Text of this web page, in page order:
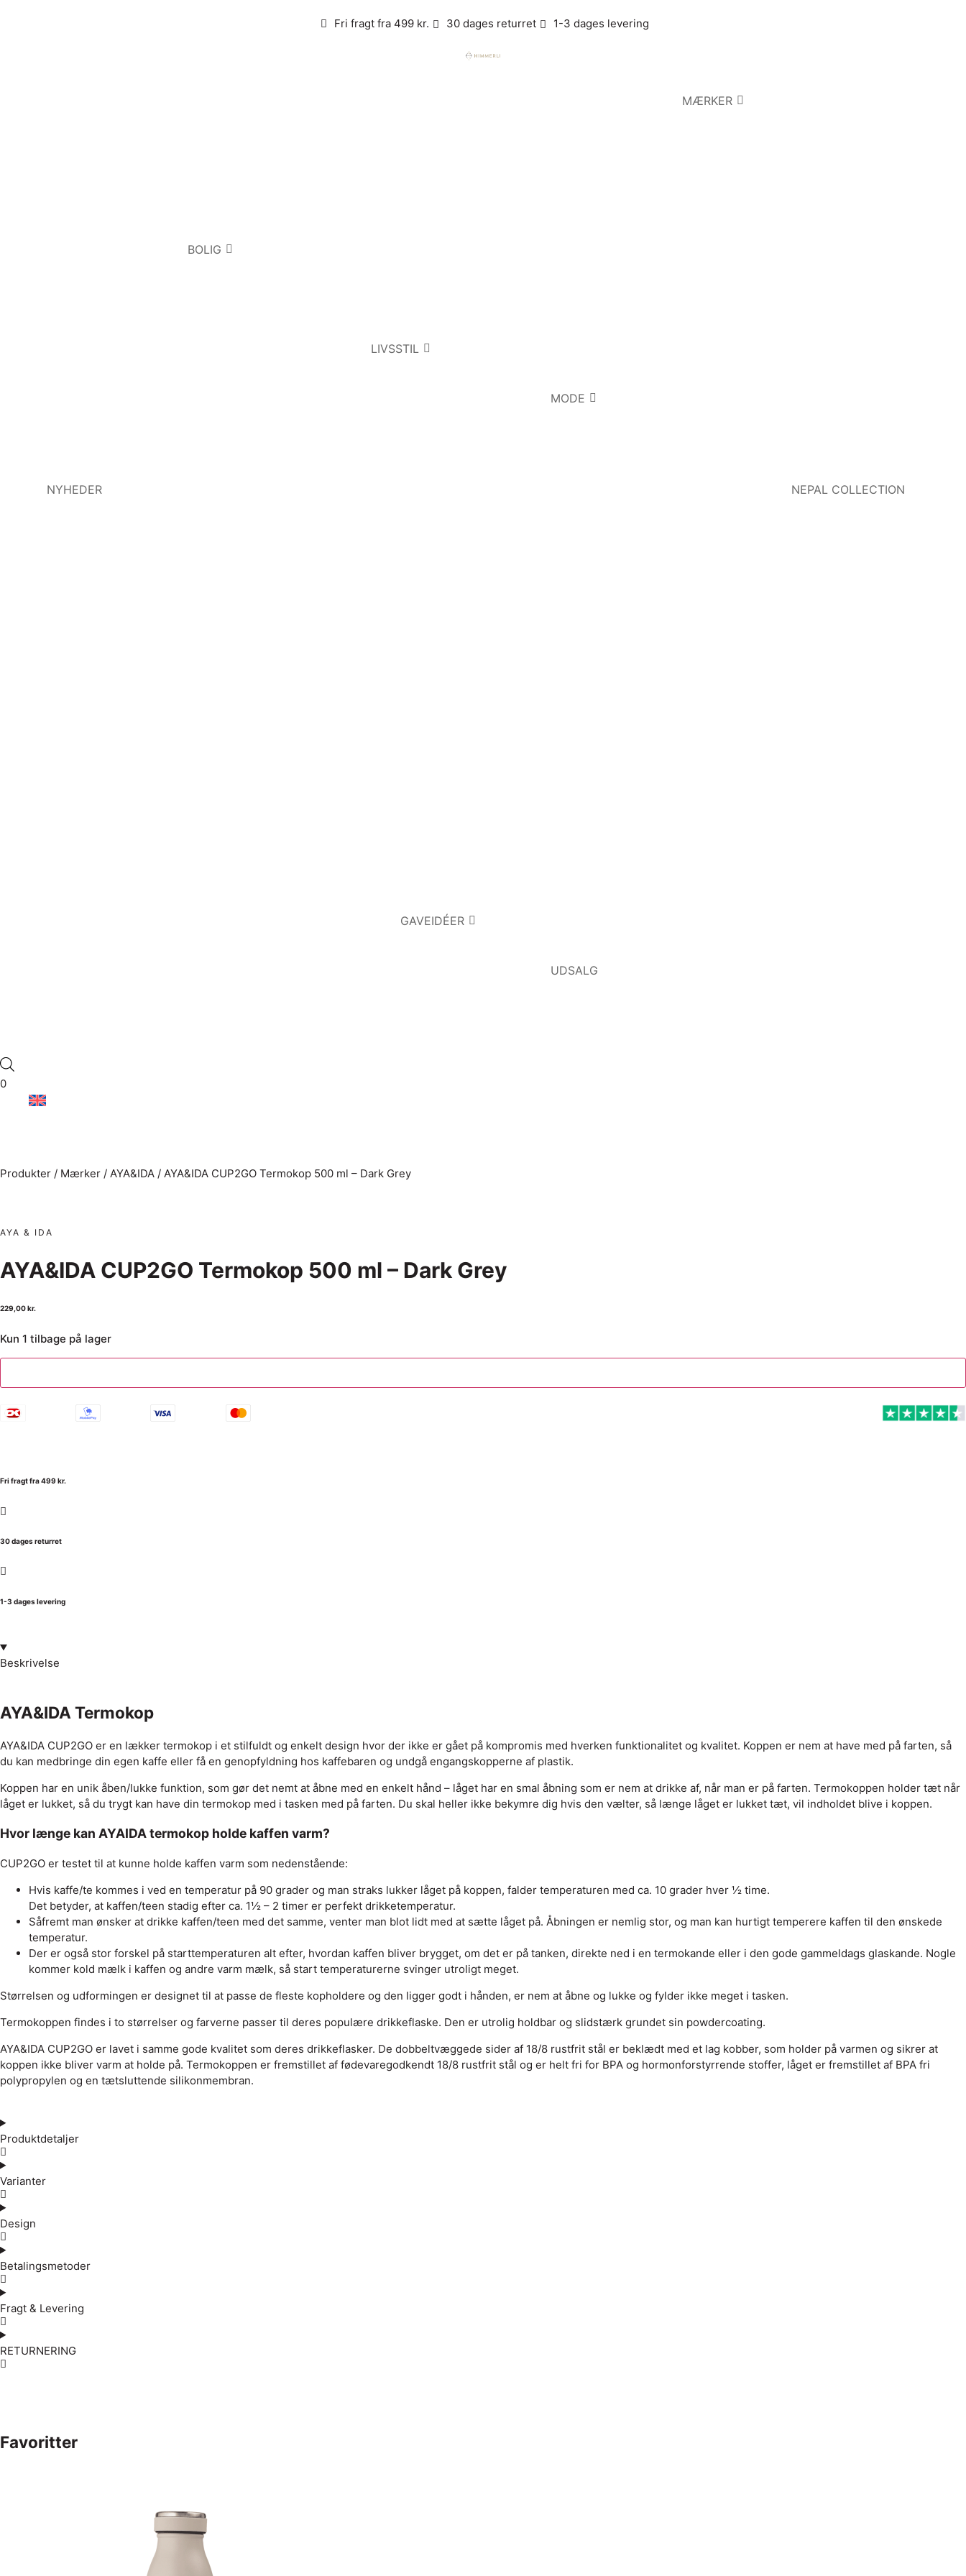
Fri fragt fra 499 kr. 30 dages returret 1-3 dages levering
NYHEDER
BOLIG
LIVSSTIL
MODE
MÆRKER
NEPAL COLLECTION
GAVEIDÉER
UDSALG
0
Produkter / Mærker / AYA&IDA / AYA&IDA CUP2GO Termokop 500 ml – Dark Grey
AYA & IDA
AYA&IDA CUP2GO Termokop 500 ml – Dark Grey
229,00kr.
Kun 1 tilbage på lager
Fri fragt fra 499 kr.
30 dages returret
1-3 dages levering
Beskrivelse
AYA&IDA Termokop
AYA&IDA CUP2GO er en lækker termokop i et stilfuldt og enkelt design hvor der ikke er gået på kompromis med hverken funktionalitet og kvalitet. Koppen er nem at have med på farten, så
du kan medbringe din egen kaffe eller få en genopfyldning hos kaffebaren og undgå engangskopperne af plastik.
Koppen har en unik åben/lukke funktion, som gør det nemt at åbne med en enkelt hånd – låget har en smal åbning som er nem at drikke af, når man er på farten. Termokoppen holder tæt når
låget er lukket, så du trygt kan have din termokop med i tasken med på farten. Du skal heller ikke bekymre dig hvis den vælter, så længe låget er lukket tæt, vil indholdet blive i koppen.
Hvor længe kan AYAIDA termokop holde kaffen varm?
CUP2GO er testet til at kunne holde kaffen varm som nedenstående:
Hvis kaffe/te kommes i ved en temperatur på 90 grader og man straks lukker låget på koppen, falder temperaturen med ca. 10 grader hver ½ time.
Det betyder, at kaffen/teen stadig efter ca. 1½ – 2 timer er perfekt drikketemperatur.
Såfremt man ønsker at drikke kaffen/teen med det samme, venter man blot lidt med at sætte låget på. Åbningen er nemlig stor, og man kan hurtigt temperere kaffen til den ønskede
temperatur.
Der er også stor forskel på starttemperaturen alt efter, hvordan kaffen bliver brygget, om det er på tanken, direkte ned i en termokande eller i den gode gammeldags glaskande. Nogle
kommer kold mælk i kaffen og andre varm mælk, så start temperaturerne svinger utroligt meget.
Størrelsen og udformingen er designet til at passe de fleste kopholdere og den ligger godt i hånden, er nem at åbne og lukke og fylder ikke meget i tasken.
Termokoppen findes i to størrelser og farverne passer til deres populære drikkeflaske. Den er utrolig holdbar og slidstærk grundet sin powdercoating.
AYA&IDA CUP2GO er lavet i samme gode kvalitet som deres drikkeflasker. De dobbeltvæggede sider af 18/8 rustfrit stål er beklædt med et lag kobber, som holder på varmen og sikrer at
koppen ikke bliver varm at holde på. Termokoppen er fremstillet af fødevaregodkendt 18/8 rustfrit stål og er helt fri for BPA og hormonforstyrrende stoffer, låget er fremstillet af BPA fri
polypropylen og en tætsluttende silikonmembran.
Produktdetaljer
Varianter
Design
Betalingsmetoder
Fragt & Levering
RETURNERING
Favoritter